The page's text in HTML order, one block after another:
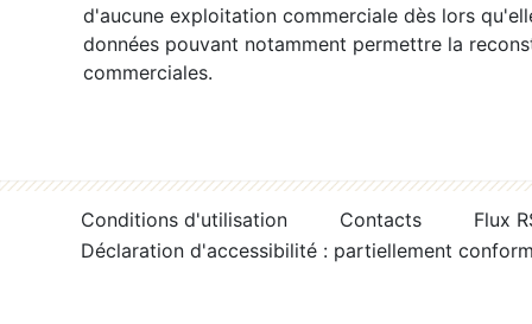
d'aucune exploitation commerciale dès lors
données pouvant notamment permettre la
commerciales.
Conditions d'utilisation Contacts
Flux
Déclaration d'accessibilité : partiellement